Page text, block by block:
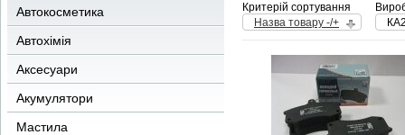
Автокосметика
Автохімія
Аксесуари
Акумулятори
Мастила
Критерій сортування
Назва товару -/+